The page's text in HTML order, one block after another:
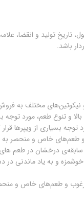
تاریخ تولید و انقضا،
باشد.
نیکوتین‌های مختلف به
و تنوع طعم، مورد توجه
بسیاری از ویپرها
و طعم‌های خاص و منحصر به
درخشان در طعم
و به یاد ماندنی در
و طعم‌های خاص و